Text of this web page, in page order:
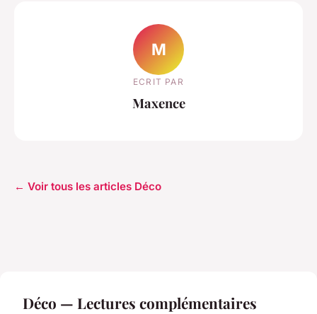
M
ECRIT PAR
Maxence
← Voir tous les articles Déco
Déco — Lectures complémentaires